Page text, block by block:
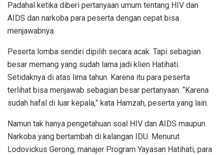
Padahal ketika diberi pertanyaan umum tentang HIV dan
AIDS dan narkoba para peserta dengan cepat bisa
menjawabnya.
Peserta lomba sendiri dipilih secara acak. Tapi sebagian
besar memang yang sudah lama jadi klien Hatihati.
Setidaknya di atas lima tahun. Karena itu para peserta
terlihat bisa menjawab sebagian besar pertanyaan. “Karena
sudah hafal di luar kepala,” kata Hamzah, peserta yang lain.
Namun tak hanya pengetahuan soal HIV dan AIDS maupun
Narkoba yang bertambah di kalangan IDU. Menurut
Lodovickus Gerong, manajer Program Yayasan Hatihati, para